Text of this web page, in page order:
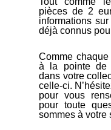
pièces de 2
informations
déjà connus
Comme
à la pointe de
dans votre
celle-ci.
pour vous
pour toute
sommes à votre